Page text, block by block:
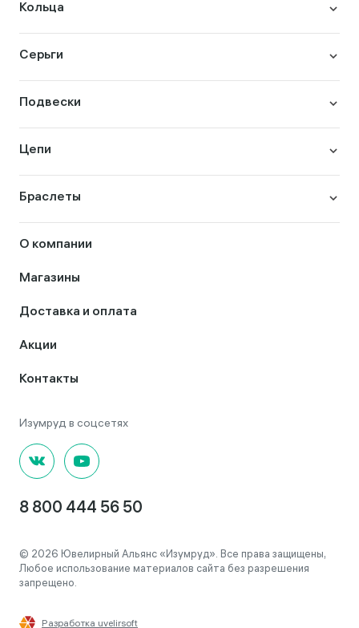
Кольца
Серьги
Подвески
Цепи
Браслеты
О компании
Магазины
Доставка и оплата
Акции
Контакты
8 800 444 56 50
© 2026 Ювелирный Альянс «Изумруд». Все права защищены,
Любое использование материалов сайта без разрешения
запрещено.
Разработка uvelirsoft